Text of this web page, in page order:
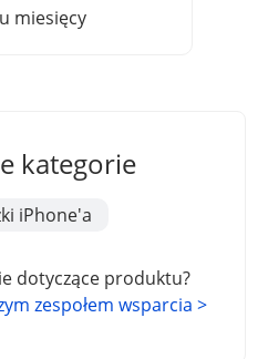
miesięcy
kategorie
iPhone'a
dotyczące produktu?
zespołem wsparcia >